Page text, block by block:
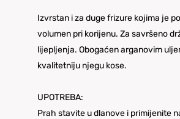
Izvrstan i za duge frizure kojima je
volumen pri korijenu. Za savršeno
lijepljenja. Obogaćen arganovim
kvalitetniju njegu kose.
UPOTREBA:
Prah stavite u dlanove i primijenite